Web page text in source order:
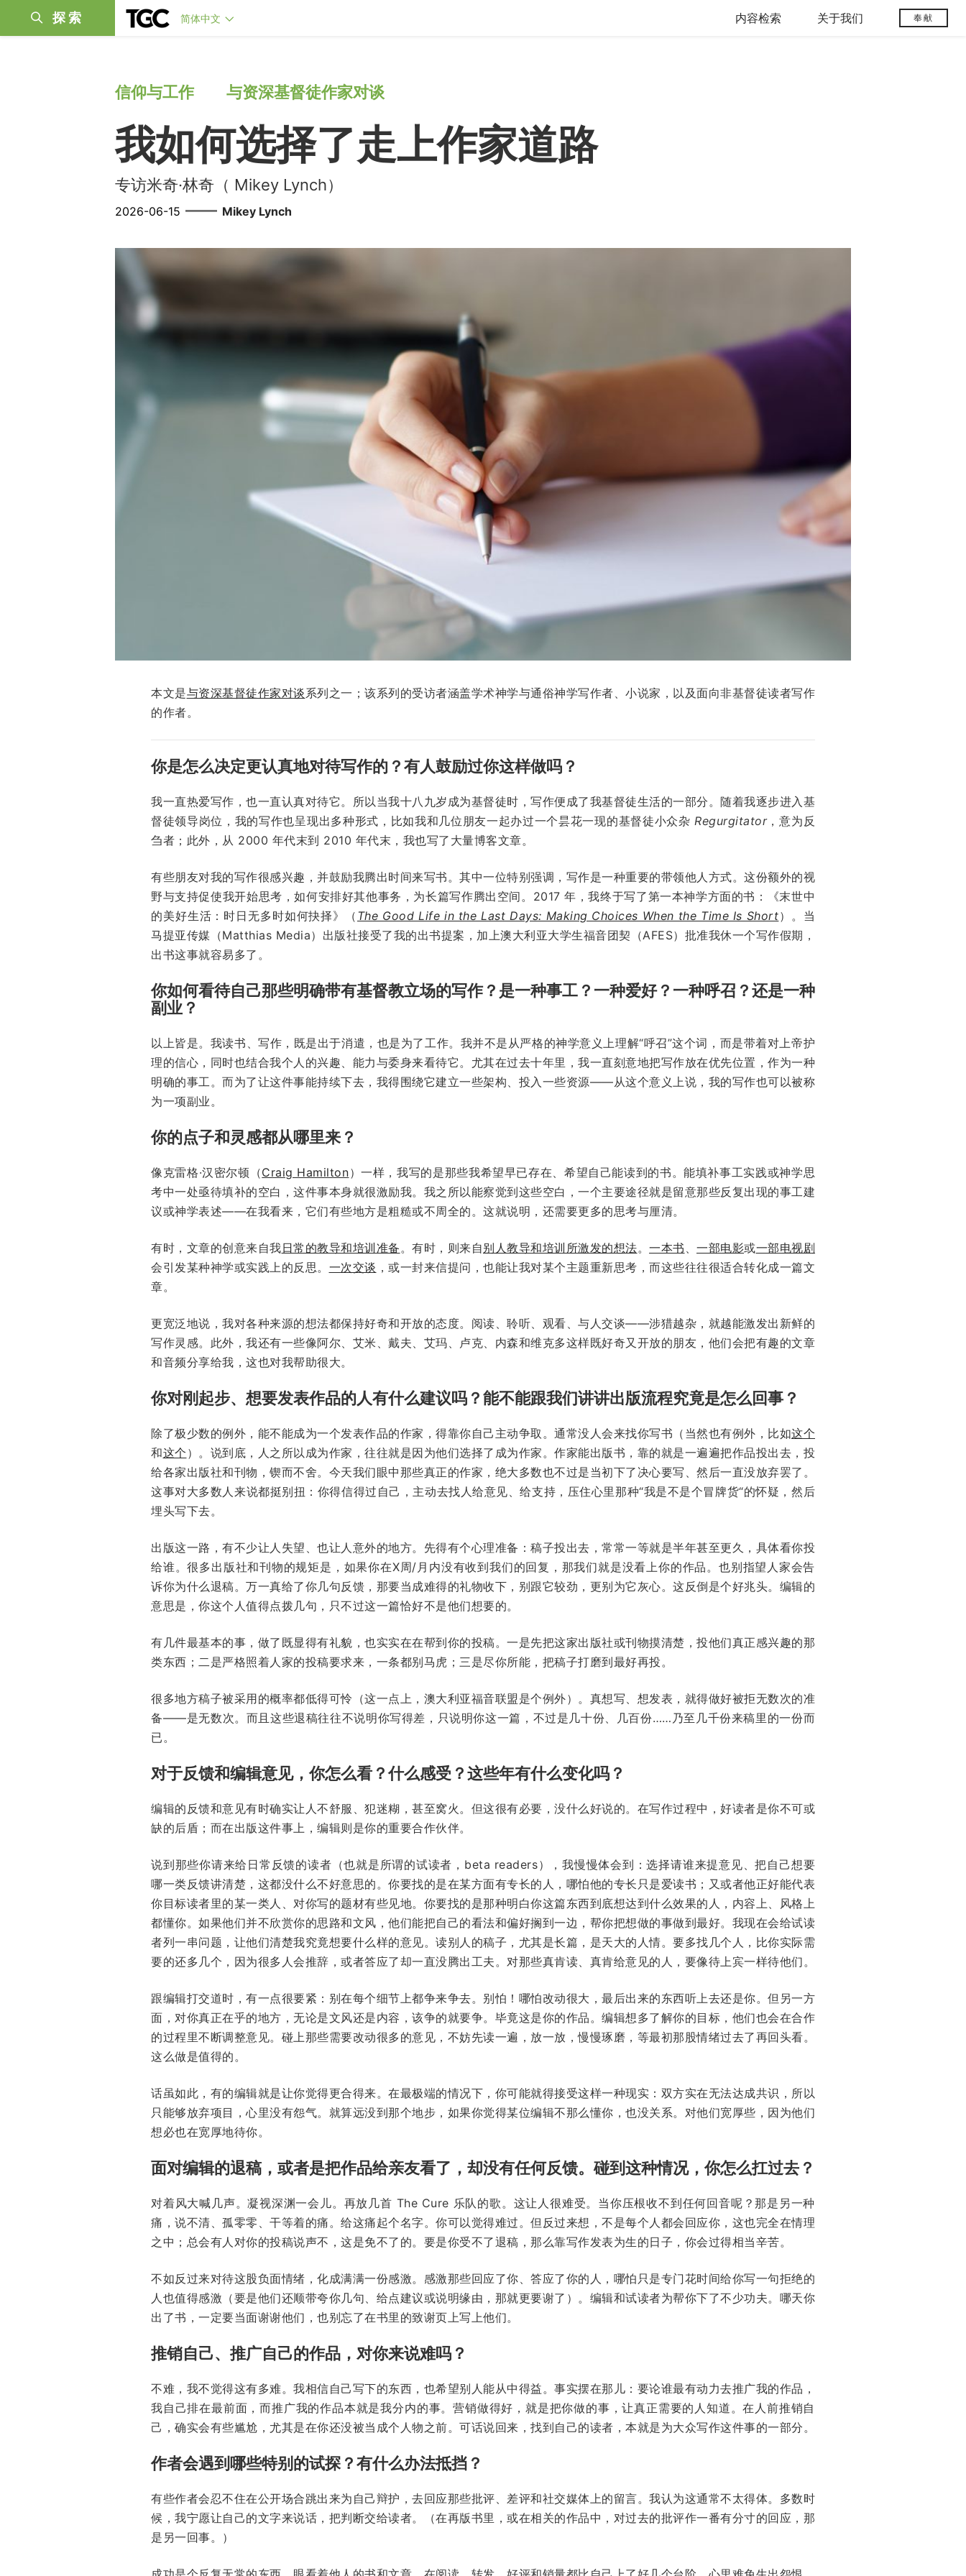
探索 简体中文 内容检索 关于我们 奉献
信仰与工作 与资深基督徒作家对谈
我如何选择了走上作家道路
专访米奇·林奇（ Mikey Lynch）
2026-06-15 —— Mikey Lynch
本文是与资深基督徒作家对谈系列之一；该系列的受访者涵盖学术神学与通俗神学写作者、小说家，以及面向非基督徒读者写作
的作者。
你是怎么决定更认真地对待写作的？有人鼓励过你这样做吗？
我一直热爱写作，也一直认真对待它。所以当我十八九岁成为基督徒时，写作便成了我基督徒生活的一部分。随着我逐步进入基
督徒领导岗位，我的写作也呈现出多种形式，比如我和几位朋友一起办过一个昙花一现的基督徒小众杂 Regurgitator，意为反
刍者；此外，从 2000 年代末到 2010 年代末，我也写了大量博客文章。
有些朋友对我的写作很感兴趣，并鼓励我腾出时间来写书。其中一位特别强调，写作是一种重要的带领他人方式。这份额外的视
野与支持促使我开始思考，如何安排好其他事务，为长篇写作腾出空间。2017 年，我终于写了第一本神学方面的书：《末世中
的美好生活：时日无多时如何抉择》（ The Good Life in the Last Days: Making Choices When the Time Is Short）。当
马提亚传媒（Matthias Media）出版社接受了我的出书提案，加上澳大利亚大学生福音团契（AFES）批准我休一个写作假期，
出书这事就容易多了。
你如何看待自己那些明确带有基督教立场的写作？是一种事工？一种爱好？一种呼召？还是一种
副业？
以上皆是。我读书、写作，既是出于消遣，也是为了工作。我并不是从严格的神学意义上理解“呼召”这个词，而是带着对上帝护
理的信心，同时也结合我个人的兴趣、能力与委身来看待它。尤其在过去十年里，我一直刻意地把写作放在优先位置，作为一种
明确的事工。而为了让这件事能持续下去，我得围绕它建立一些架构、投入一些资源——从这个意义上说，我的写作也可以被称
为一项副业。
你的点子和灵感都从哪里来？
像克雷格·汉密尔顿（Craig Hamilton）一样，我写的是那些我希望早已存在、希望自己能读到的书。能填补事工实践或神学思
考中一处亟待填补的空白，这件事本身就很激励我。我之所以能察觉到这些空白，一个主要途径就是留意那些反复出现的事工建
议或神学表述——在我看来，它们有些地方是粗糙或不周全的。这就说明，还需要更多的思考与厘清。
有时，文章的创意来自我日常的教导和培训准备 。有时，则来自别人教导和培训所激发的想法。 一本书 一部电影或一部电视剧
会引发某种神学或实践上的反思。 一次交谈 ，或一封来信提问，也能让我对某个主题重新思考，而这些往往很适合转化成一篇文
章。
更宽泛地说，我对各种来源的想法都保持好奇和开放的态度。阅读、聆听、观看、与人交谈——涉猎越杂，就越能激发出新鲜的
写作灵感。此外，我还有一些像阿尔、艾米、戴夫、艾玛、卢克、内森和维克多这样既好奇又开放的朋友，他们会把有趣的文章
和音频分享给我，这也对我帮助很大。
你对刚起步、想要发表作品的人有什么建议吗？能不能跟我们讲讲出版流程究竟是怎么回事？
除了极少数的例外，能不能成为一个发表作品的作家，得靠你自己主动争取。通常没人会来找你写书（当然也有例外，比如这个
和这个 ）。说到底，人之所以成为作家，往往就是因为他们选择了成为作家。作家能出版书，靠的就是一遍遍把作品投出去，投
给各家出版社和刊物，锲而不舍。今天我们眼中那些真正的作家，绝大多数也不过是当初下了决心要写、然后一直没放弃罢了。
这事对大多数人来说都挺别扭：你得信得过自己，主动去找人给意见、给支持，压住心里那种“我是不是个冒牌货“的怀疑，然后
埋头写下去。
出版这一路，有不少让人失望、也让人意外的地方。先得有个心理准备：稿子投出去，常常一等就是半年甚至更久，具体看你投
给谁。很多出版社和刊物的规矩是，如果你在X周/月内没有收到我们的回复，那我们就是没看上你的作品。也别指望人家会告
诉你为什么退稿。万一真给了你几句反馈，那要当成难得的礼物收下，别跟它较劲，更别为它灰心。这反倒是个好兆头。编辑的
意思是，你这个人值得点拨几句，只不过这一篇恰好不是他们想要的。
有几件最基本的事，做了既显得有礼貌，也实实在在帮到你的投稿。一是先把这家出版社或刊物摸清楚，投他们真正感兴趣的那
类东西；二是严格照着人家的投稿要求来，一条都别马虎；三是尽你所能，把稿子打磨到最好再投。
很多地方稿子被采用的概率都低得可怜（这一点上，澳大利亚福音联盟是个例外）。真想写、想发表，就得做好被拒无数次的准
备——是无数次。而且这些退稿往往不说明你写得差，只说明你这一篇，不过是几十份、几百份……乃至几千份来稿里的一份而
已。
对于反馈和编辑意见，你怎么看？什么感受？这些年有什么变化吗？
编辑的反馈和意见有时确实让人不舒服、犯迷糊，甚至窝火。但这很有必要，没什么好说的。在写作过程中，好读者是你不可或
缺的后盾；而在出版这件事上，编辑则是你的重要合作伙伴。
说到那些你请来给日常反馈的读者（也就是所谓的试读者，beta readers），我慢慢体会到：选择请谁来提意见、把自己想要
哪一类反馈讲清楚，这都没什么不好意思的。你要找的是在某方面有专长的人，哪怕他的专长只是爱读书；又或者他正好能代表
你目标读者里的某一类人、对你写的题材有些见地。你要找的是那种明白你这篇东西到底想达到什么效果的人，内容上、风格上
都懂你。如果他们并不欣赏你的思路和文风，他们能把自己的看法和偏好搁到一边，帮你把想做的事做到最好。我现在会给试读
者列一串问题，让他们清楚我究竟想要什么样的意见。读别人的稿子，尤其是长篇，是天大的人情。要多找几个人，比你实际需
要的还多几个，因为很多人会推辞，或者答应了却一直没腾出工夫。对那些真肯读、真肯给意见的人，要像待上宾一样待他们。
跟编辑打交道时，有一点很要紧：别在每个细节上都争来争去。别怕！哪怕改动很大，最后出来的东西听上去还是你。但另一方
面，对你真正在乎的地方，无论是文风还是内容，该争的就要争。毕竟这是你的作品。编辑想多了解你的目标，他们也会在合作
的过程里不断调整意见。碰上那些需要改动很多的意见，不妨先读一遍，放一放，慢慢琢磨，等最初那股情绪过去了再回头看。
这么做是值得的。
话虽如此，有的编辑就是让你觉得更合得来。在最极端的情况下，你可能就得接受这样一种现实：双方实在无法达成共识，所以
只能够放弃项目，心里没有怨气。就算远没到那个地步，如果你觉得某位编辑不那么懂你，也没关系。对他们宽厚些，因为他们
想必也在宽厚地待你。
面对编辑的退稿，或者是把作品给亲友看了，却没有任何反馈。碰到这种情况，你怎么扛过去？
对着风大喊几声。凝视深渊一会儿。再放几首 The Cure 乐队的歌。这让人很难受。当你压根收不到任何回音呢？那是另一种
痛，说不清、孤零零、干等着的痛。给这痛起个名字。你可以觉得难过。但反过来想，不是每个人都会回应你，这也完全在情理
之中；总会有人对你的投稿说声不，这是免不了的。要是你受不了退稿，那么靠写作发表为生的日子，你会过得相当辛苦。
不如反过来对待这股负面情绪，化成满满一份感激。感激那些回应了你、答应了你的人，哪怕只是专门花时间给你写一句拒绝的
人也值得感激（要是他们还顺带夸你几句、给点建议或说明缘由，那就更要谢了）。编辑和试读者为帮你下了不少功夫。哪天你
出了书，一定要当面谢谢他们，也别忘了在书里的致谢页上写上他们。
推销自己、推广自己的作品，对你来说难吗？
不难，我不觉得这有多难。我相信自己写下的东西，也希望别人能从中得益。事实摆在那儿：要论谁最有动力去推广我的作品，
我自己排在最前面，而推广我的作品本就是我分内的事。营销做得好，就是把你做的事，让真正需要的人知道。在人前推销自
己，确实会有些尴尬，尤其是在你还没被当成个人物之前。可话说回来，找到自己的读者，本就是为大众写作这件事的一部分。
作者会遇到哪些特别的试探？有什么办法抵挡？
有些作者会忍不住在公开场合跳出来为自己辩护，去回应那些批评、差评和社交媒体上的留言。我认为这通常不太得体。多数时
候，我宁愿让自己的文字来说话，把判断交给读者。（在再版书里，或在相关的作品中，对过去的批评作一番有分寸的回应，那
是另一回事。）